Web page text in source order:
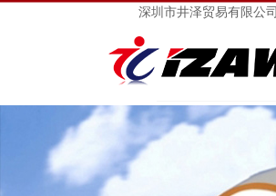
深圳市井泽贸易有限公司